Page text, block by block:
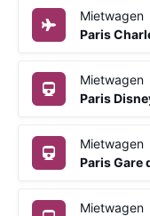
Mietwagen
Paris
Mietwagen
Paris
Mietwagen
Paris Gare
Mietwagen